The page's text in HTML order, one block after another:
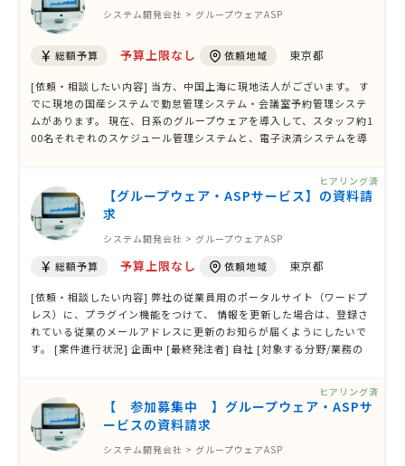
システム開発会社 > グループウェアASP
総額予算 予算上限なし 依頼地域 東京都
[依頼・相談したい内容] 当方、中国上海に現地法人がございます。 す
でに現地の国産システムで勤怠管理システム・会議室予約管理システ
ムがあります。 現在、日系のグループウェアを導入して、スタッフ約1
00名それぞれのスケジュール管理システムと、電子決済システムを導
ただきたいです。また …【グループウェア・ASPサービス】の資料請
求
システム開発会社 > グループウェアASP
総額予算 予算上限なし 依頼地域 東京都
[依頼・相談したい内容] 弊社の従業員用のポータルサイト（ワードプ
レス）に、プラグイン機能をつけて、 情報を更新した場合は、登録さ
れている従業のメールアドレスに更新のお知らが届くようにしたいで
す。 [案件進行状況] 企画中 [最終発注者] 自社 [対象する分野/業務の
で調べて試して …
ヒアリング済
【 参加募集中 】グループウェア・ASPサ
ービスの資料請求
システム開発会社 > グループウェアASP
ヒアリング済